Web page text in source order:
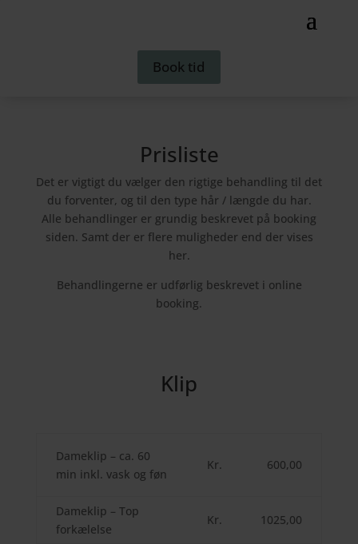
Book tid
Prisliste
Det er vigtigt du vælger den rigtige behandling til det
du forventer, og til den type hår / længde du har.
Alle behandlinger er grundig beskrevet på booking
siden. Samt der er flere muligheder end der vises
her.
Behandlingerne er udførlig beskrevet i online
booking.
Klip
Dameklip – ca. 60
min inkl. vask og føn
Kr. 600,00
Dameklip – Top
forkælelse
Kr. 1025,00